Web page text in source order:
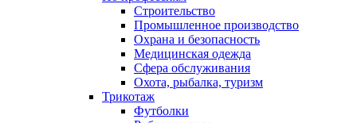
Строительство
Промышленное производство
Охрана и безопасность
Медицинская одежда
Сфера обслуживания
Охота, рыбалка, туризм
Трикотаж
Футболки